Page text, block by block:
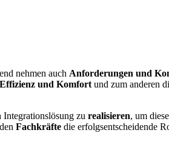
nehmen auch Anforderungen und
Effizienz und Komfortund zum anderen
zu realisieren, um
Fachkräfte die erfolgsentscheidende